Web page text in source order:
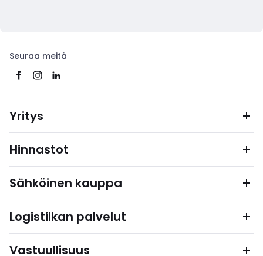
Seuraa meitä
Yritys
Hinnastot
Sähköinen kauppa
Logistiikan palvelut
Vastuullisuus